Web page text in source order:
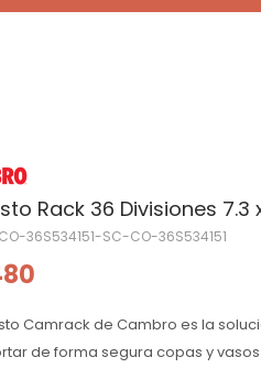
Rack 36 Divisiones 7.3
36S534151-SC-CO-36S534151
Camrack de Cambro es la
de forma segura copas y